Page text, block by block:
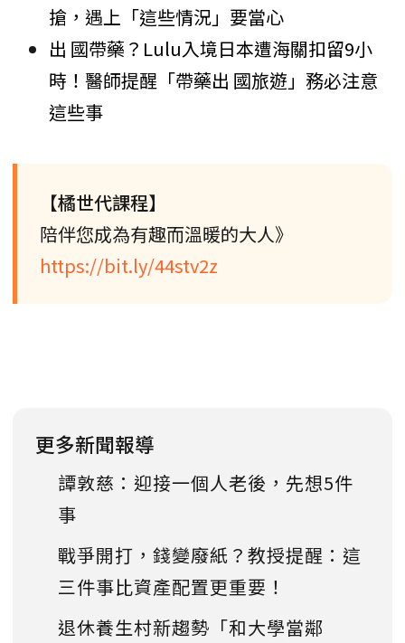
搶，遇上「這些情況」要當心
出 國帶藥？Lulu入境日本遭海關扣留9小
時！醫師提醒「帶藥出 國旅遊」務必注意
這些事
【橘世代課程】
陪伴您成為有趣而溫暖的大人》
https://bit.ly/44stv2z
更多新聞報導
譚敦慈：迎接一個人老後，先想5件
事
戰爭開打，錢變廢紙？教授提醒：這
三件事比資產配置更重要！
退休養生村新趨勢「和大學當鄰